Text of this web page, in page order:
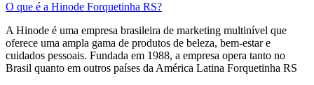
O que é a Hinode Forquetinha RS?
A Hinode é uma empresa brasileira de marketing multinível que
oferece uma ampla gama de produtos de beleza, bem-estar e
cuidados pessoais. Fundada em 1988, a empresa opera tanto no
Brasil quanto em outros países da América Latina​ Forquetinha RS